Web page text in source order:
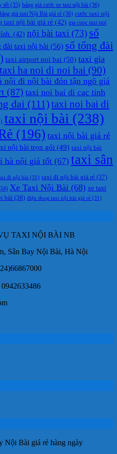
tết (35) bảng giá cước xe taxi nội bài (36)
giá taxi Nội Bài giá rẻ (36) cước taxi nội
taxi nội bài giá rẻ (42) gia cuoc taxi noi
(42) nội bài taxi (73) số
đài taxi nội bài (56) số tổng đài
taxi airport noi bai (50) taxi gia
taxi ha noi di noi bai (90)
nội đi nội bài đón tận ngõ giá
(87) taxi noi bai di cac tinh
dai (111)taxi noi bai di
taxi nội bài (238)
(196) taxi nội bài giá rẻ
nội bài trọn gói (49) taxi nội bài
hà nội giá tốt (67) taxi sân
đi nội bài (31) taxi đi nội bài giá rẻ (37)
Xe Taxi Nội Bài (68) xe taxi
bài (38) điện thoại taxi nội bài giá rẻ (31)
TAXI NỘI BÀI NB
Sân Bay Nội Bài, Hà Nội
Nội Bài giá rẻ hàng ngày